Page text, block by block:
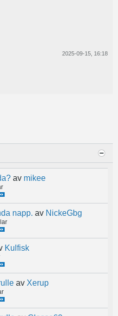
2025-09-15, 16:18
av mikee
napp. av NickeGbg
Kulfisk
av Xerup